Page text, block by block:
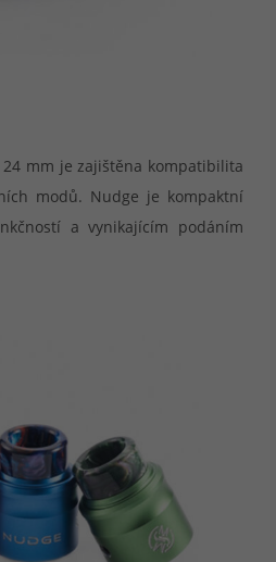
mm je zajištěna kompatibilita
modů. Nudge je kompaktní
a vynikajícím podáním